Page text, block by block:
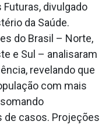
divulgado
da Saúde.
do Brasil – Norte,
e Sul – analisaram
revelando que
com mais
de casos. Projeções